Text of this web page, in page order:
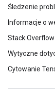
Śledzenie
Informacje o
Stack Overflow
Wytyczne
Cytowanie